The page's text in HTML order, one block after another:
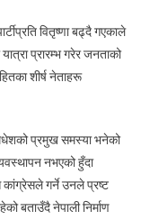
कांग्रेस
समुदायमा
आएको
महामन्त्री
थापा
वितृष्णा बढ्दै गएकाले
प्रारम्भ गरेर जनताको
शीर्ष नेताहरू
मधेशको प्रमुख समस्या भनेको
नभएको हुँदा
कांग्रेसले गर्ने उनले प्रष्ट
बताउँदै नेपाली निर्माण